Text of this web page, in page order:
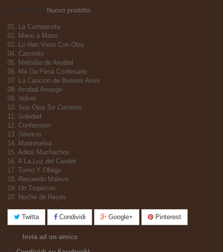
Nuovo prodotto
01. La Cumparsita
02. Mano a Mano
03. Lo Han Visto Con Otra
04. Caminito
05. Melodiia de Arrabel
06. Me Da Pena Confesarlo
07. La Cancion de Buenos Aires
08. Arrabal Amargo
09. Volver
10. Sus Ojos Se Cerraron
11. Soledad
12. Confession
13. Silencio
14. Madreselva
15. Adios Muchachos
16. A La Luz del Candel
17. Tomo Y Obligo
18. Recuerdo Malevo
19. Un Tropezon
20. Noche de Reyes
Twitta Condividi Google+ Pinterest
Invia ad un amico